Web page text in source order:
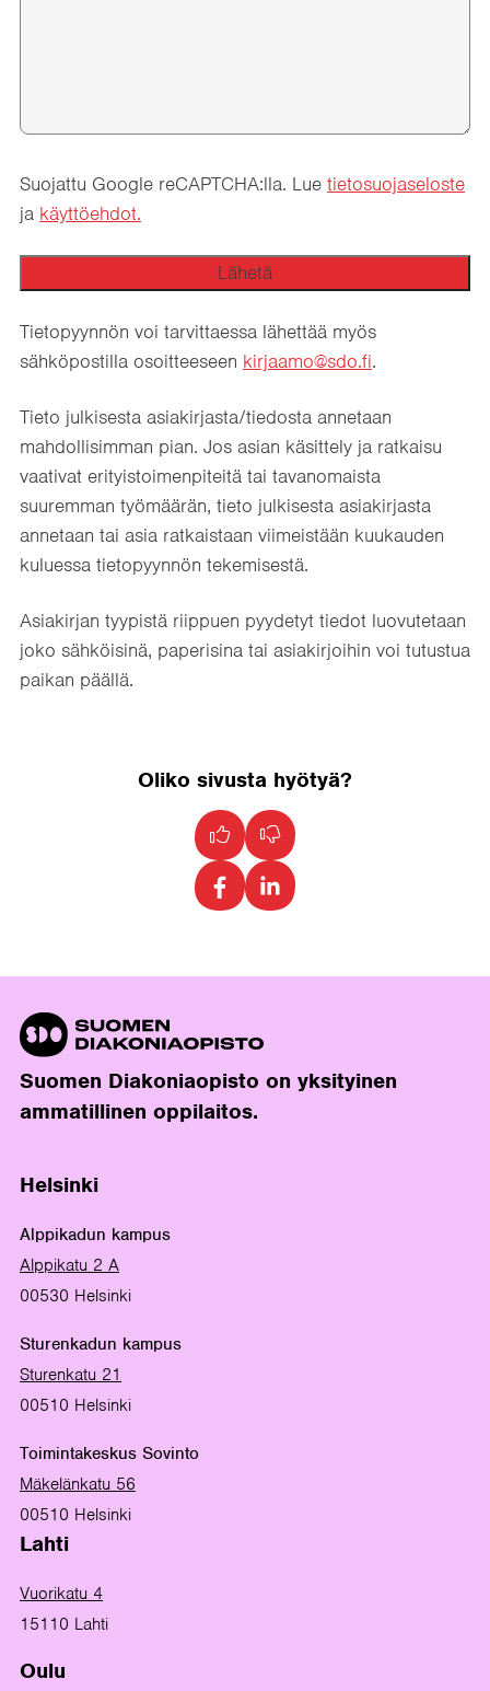
Suojattu Google reCAPTCHA:lla. Lue tietosuojaseloste
ja käyttöehdot.
Tietopyynnön voi tarvittaessa lähettää myös
sähköpostilla osoitteeseen kirjaamo@sdo.fi.
Tieto julkisesta asiakirjasta/tiedosta annetaan
mahdollisimman pian. Jos asian käsittely ja ratkaisu
vaativat erityistoimenpiteitä tai tavanomaista
suuremman työmäärän, tieto julkisesta asiakirjasta
annetaan tai asia ratkaistaan viimeistään kuukauden
kuluessa tietopyynnön tekemisestä.
Asiakirjan tyypistä riippuen pyydetyt tiedot luovutetaan
joko sähköisinä, paperisina tai asiakirjoihin voi tutustua
paikan päällä.
Oliko sivusta hyötyä?
Suomen Diakoniaopisto on yksityinen
ammatillinen oppilaitos.
Helsinki
Alppikadun kampus
Alppikatu 2 A
00530 Helsinki
Sturenkadun kampus
Sturenkatu 21
00510 Helsinki
Toimintakeskus Sovinto
Mäkelänkatu 56
00510 Helsinki
Lahti
Vuorikatu 4
15110 Lahti
Oulu